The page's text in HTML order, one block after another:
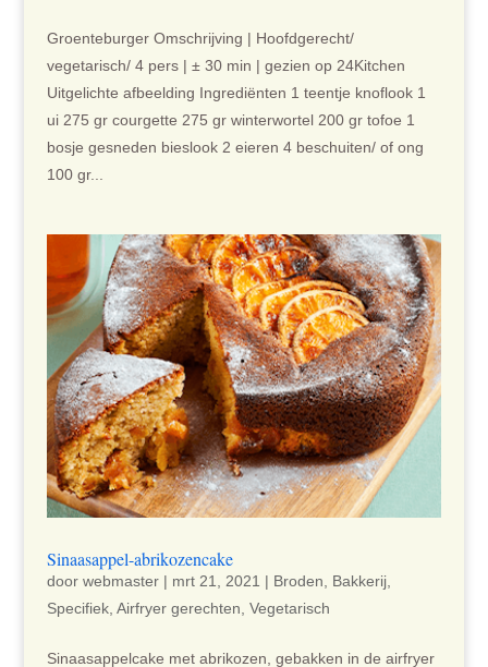
Groenteburger Omschrijving | Hoofdgerecht/
vegetarisch/ 4 pers | ± 30 min | gezien op 24Kitchen
Uitgelichte afbeelding Ingrediënten 1 teentje knoflook 1
ui 275 gr courgette 275 gr winterwortel 200 gr tofoe 1
bosje gesneden bieslook 2 eieren 4 beschuiten/ of ong
100 gr...
Sinaasappel-abrikozencake
door webmaster| mrt 21, 2021 | Broden Bakkerij,
Specifiek, Airfryer gerechten Vegetarisch
Sinaasappelcake met abrikozen, gebakken in de airfryer